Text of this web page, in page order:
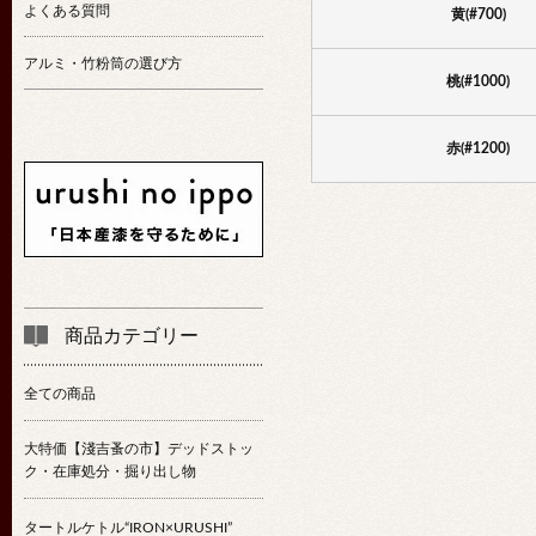
黄(#700)
桃(#1000)
赤(#1200)
よくある質問
アルミ・竹粉筒の選び方
商品カテゴリー
全ての商品
大特価【淺吉蚤の市】デッドストッ
ク・在庫処分・掘り出し物
タートルケトル“IRON×URUSHI”